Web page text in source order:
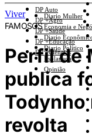
DP Auto
DP +Agro
DP +Saúde
DP +Educação
DP +Ciências
Diario Mulher
Economia e
Diario
Diario Político
Esplanada
Opinião
Viver
FAMOSOS
Perfil de
publica
Todynho
revolta